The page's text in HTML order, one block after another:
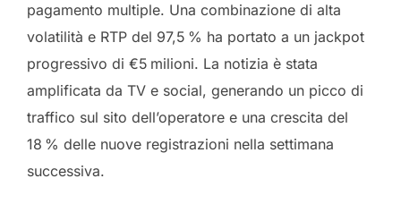
pagamento multiple. Una combinazione di alta
volatilità e RTP del 97,5 % ha portato a un jackpot
progressivo di €5 milioni. La notizia è stata
amplificata da TV e social, generando un picco di
traffico sul sito dell’operatore e una crescita del
18 % delle nuove registrazioni nella settimana
successiva.